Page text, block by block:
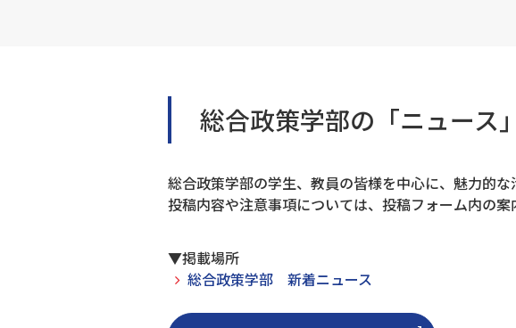
総合政策学部の「ニュース
総合政策学部の学生、教員の皆様を中心に、魅力的な
投稿内容や注意事項については、投稿フォーム内の案
▼掲載場所
総合政策学部 新着ニュース